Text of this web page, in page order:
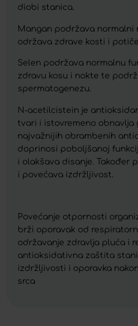
diobi stanica.
Mangan podržava normalni
održava zdrave kosti i
Selen podržava normalnu
zdravu kosu i nokte te
spermatogenezu.
N-acetilcistein je
tvari i istovremeno obnavlja
najvažnijih obrambenih
doprinosi poboljšanoj
i olakšava disanje. Također
i povećava izdržljivost.
Povećanje otpornosti
brži oporavak od
održavanje zdravlja pluća i
antioksidativna zaštita
izdržljivosti i oporavka
srca